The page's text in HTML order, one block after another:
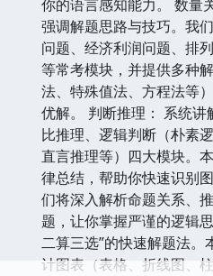
你的语言感知能力。 数量
强调解题思路与技巧。我
问题、经济利润问题、排
等常考模块，并提供多种
法、特殊值法、方程法等
优解。 判断推理： 系统
比推理、逻辑判断（朴素
直言推理等）四大模块。
律总结，帮助你快速识别
们将深入解析命题关系、
题，让你掌握严谨的逻辑
二算三选”的快速解题法
计图表（表格、折线图、